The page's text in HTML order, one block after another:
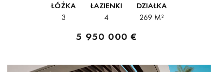
Andalucía.Parter wyznacza ton całej nieruchomości....
ŁÓŻKA
3
ŁAZIENKI
4
DZIAŁKA
269 M²
5 950 000 €